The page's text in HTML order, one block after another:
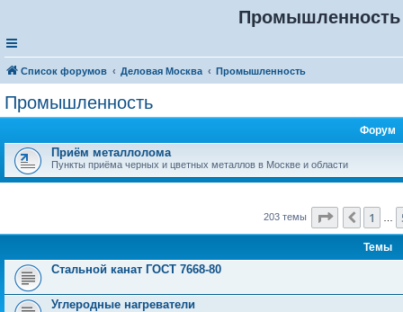
Промышленность
Список форумов Деловая Москва Промышленность
Промышленность
Форум
Приём металлолома
Пункты приёма черных и цветных металлов в Москве и области
203 темы Страница
Пред.
1
Темы
Стальной канат ГОСТ 7668-80
Углеродные нагреватели